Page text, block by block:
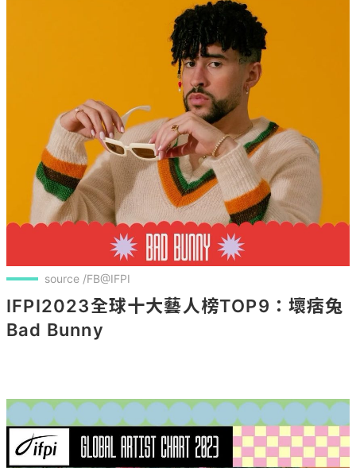
source /FB@IFPI
IFPI2023全球十大藝人榜TOP9：壞痞兔
Bad Bunny